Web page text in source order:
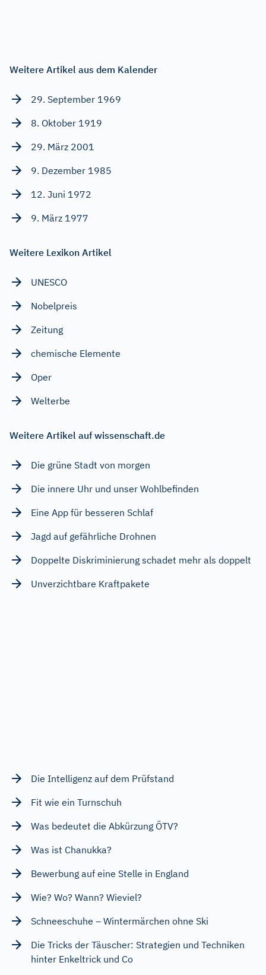
Weitere Artikel aus dem Kalender
29. September 1969
8. Oktober 1919
29. März 2001
9. Dezember 1985
12. Juni 1972
9. März 1977
Weitere Lexikon Artikel
UNESCO
Nobelpreis
Zeitung
chemische Elemente
Oper
Welterbe
Weitere Artikel auf wissenschaft.de
Die grüne Stadt von morgen
Die innere Uhr und unser Wohlbefinden
Eine App für besseren Schlaf
Jagd auf gefährliche Drohnen
Doppelte Diskriminierung schadet mehr als doppelt
Unverzichtbare Kraftpakete
Die Intelligenz auf dem Prüfstand
Fit wie ein Turnschuh
Was bedeutet die Abkürzung ÖTV?
Was ist Chanukka?
Bewerbung auf eine Stelle in England
Wie? Wo? Wann? Wieviel?
Schneeschuhe – Wintermärchen ohne Ski
Die Tricks der Täuscher: Strategien und Techniken
hinter Enkeltrick und Co